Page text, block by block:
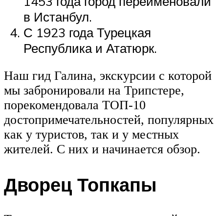
в Истанбул.
С 1923 года Турецкая
Республика и Ататюрк.
Наш гид Галина, экскурсии с которой
мы забронировали на Трипстере,
порекомендовала ТОП-10
достопримечательностей, популярных
как у туристов, так и у местных
жителей. С них и начинается обзор.
Дворец Топкапы